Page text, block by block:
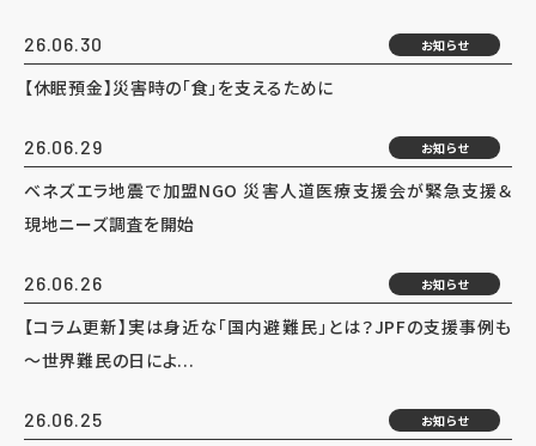
26.06.30 お知らせ
【休眠預金】災害時の「食」を支えるために
26.06.29 お知らせ
ベネズエラ地震で加盟NGO 災害人道医療支援会が緊急支援＆
現地ニーズ調査を開始
26.06.26 お知らせ
【コラム更新】実は身近な「国内避難民」とは？JPFの支援事例も
～世界難民の日によ...
26.06.25 お知らせ